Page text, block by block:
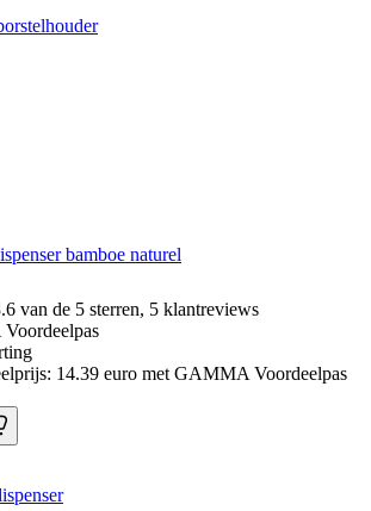
bamboe naturel
van de 5 sterren, 5 klantreviews
14.39 euro met GAMMA Voordeelpas